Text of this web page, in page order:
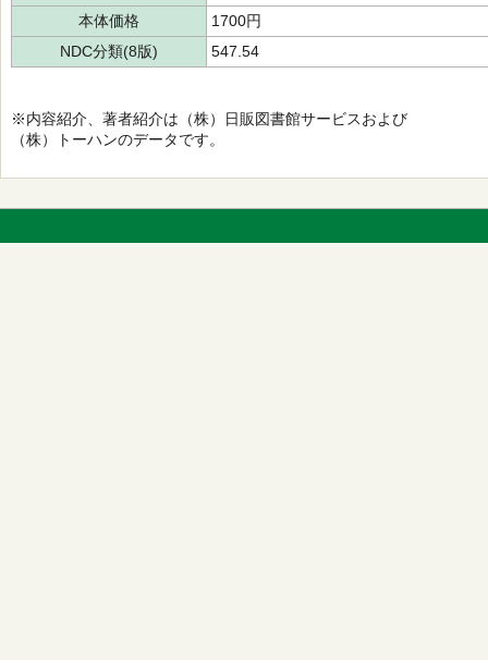
本体価格
1700円
NDC分類(8版)
547.54
※内容紹介、著者紹介は（株）日販図書館サービスおよび
（株）トーハンのデータです。